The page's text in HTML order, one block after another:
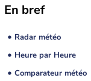
En bref
Radar météo
Heure par Heure
Comparateur météo